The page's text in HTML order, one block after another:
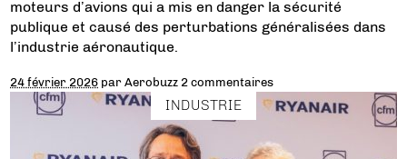
moteurs d’avions qui a mis en danger la sécurité
publique et causé des perturbations généralisées dans
l’industrie aéronautique.
24 février 2026 parAerobuzz 2 commentaires
INDUSTRIE